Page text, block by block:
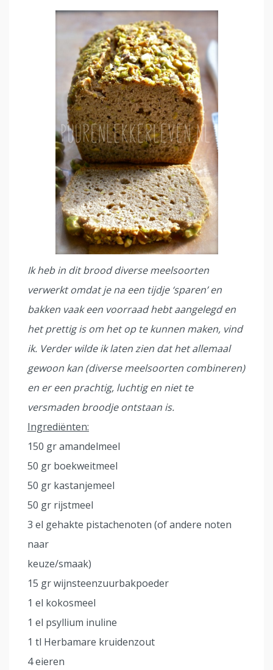
Ik heb in dit brood diverse meelsoorten
verwerkt omdat je na een tijdje ‘sparen’ en
bakken vaak een voorraad hebt aangelegd en
het prettig is om het op te kunnen maken, vind
ik. Verder wilde ik laten zien dat het allemaal
gewoon kan (diverse meelsoorten combineren)
en er een prachtig, luchtig en niet te
versmaden broodje ontstaan is.
Ingrediënten:
150 gr amandelmeel
50 gr boekweitmeel
50 gr kastanjemeel
50 gr rijstmeel
3 el gehakte pistachenoten (of andere noten
naar
keuze/smaak)
15 gr wijnsteenzuurbakpoeder
1 el kokosmeel
1 el psyllium inuline
1 tl Herbamare kruidenzout
4 eieren